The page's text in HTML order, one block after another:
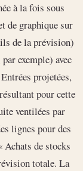
à la fois sous
de graphique sur
de la prévision)
exemple) avec
projetées,
pour cette
ventilées par
lignes pour des
de stocks
totale. La